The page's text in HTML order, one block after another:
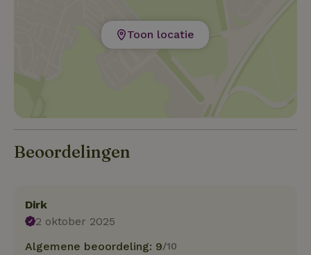
Toon locatie
Beoordelingen
Dirk
2 oktober 2025
Algemene beoordeling: 9/10